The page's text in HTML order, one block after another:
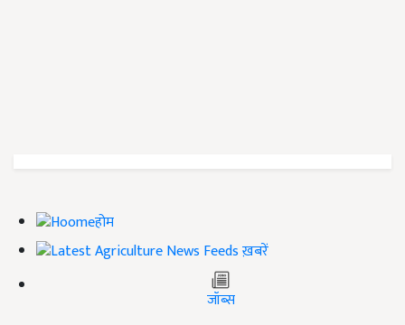
होम
ख़बरें
जॉब्स